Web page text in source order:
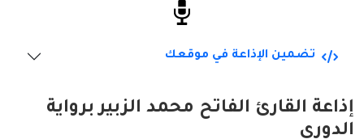
تضمين الإذاعة في موقعك
إذاعة القارئ الفاتح محمد الزبير برواية
الدوري